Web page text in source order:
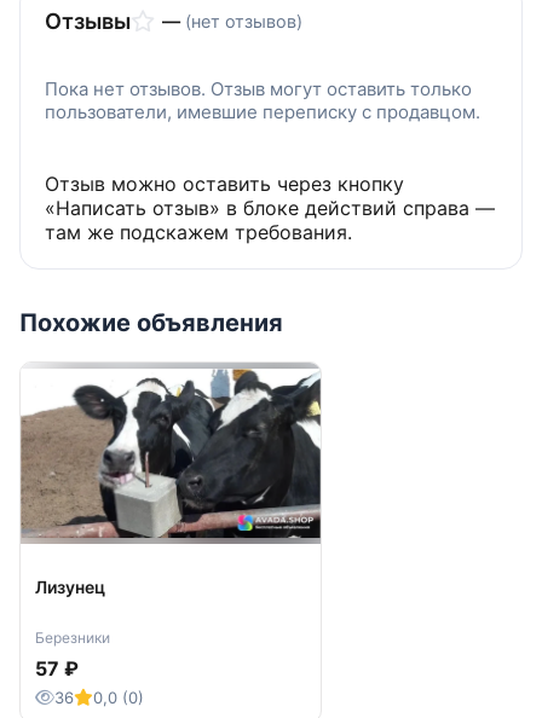
Отзывы — (нет отзывов)
Пока нет отзывов. Отзыв могут оставить только
пользователи, имевшие переписку с продавцом.
Отзыв можно оставить через кнопку
«Написать отзыв» в блоке действий справа —
там же подскажем требования.
Похожие объявления
Лизунец
Березники
57 ₽
36 0,0 (0)